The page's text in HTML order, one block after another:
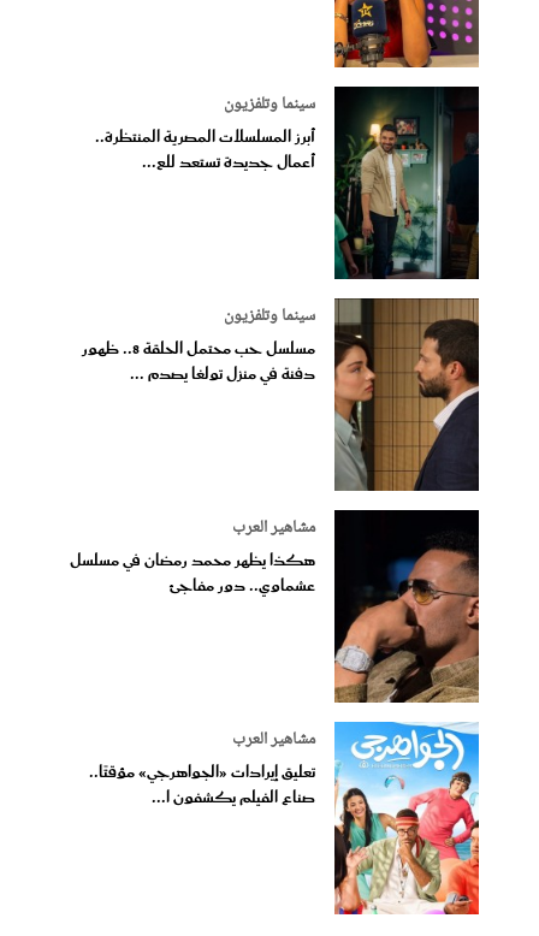
سينما وتلفزيون
أبرز المسلسلات المصرية المنتظرة..
أعمال جديدة تستعد للع...
سينما وتلفزيون
مسلسل حب محتمل الحلقة 8.. ظهور
دفنة في منزل تولغا يصدم ...
مشاهير العرب
هكذا يظهر محمد رمضان في مسلسل
عشماوي.. دور مفاجئ
مشاهير العرب
تعليق إيرادات «الجواهرجي» مؤقتًا..
صناع الفيلم يكشفون ا...